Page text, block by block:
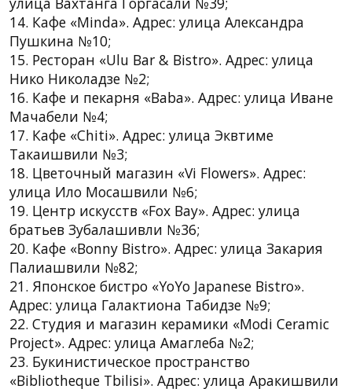
14. Кафе «Minda». Адрес: улица Александра
Пушкина №10;
15. Ресторан «Ulu Bar & Bistro». Адрес: улица
Нико Николадзе №2;
16. Кафе и пекарня «Baba». Адрес: улица Иване
Мачабели №4;
17. Кафе «Chiti». Адрес: улица Эквтиме
Такаишвили №3;
18. Цветочный магазин «Vi Flowers». Адрес:
улица Ило Мосашвили №6;
19. Центр искусств «Fox Bay». Адрес: улица
братьев Зубалашивли №36;
20. Кафе «Bonny Bistro». Адрес: улица Закария
Палиашвили №82;
21. Японское бистро «YoYo Japanese Bistro».
Адрес: улица Галактиона Табидзе №9;
22. Студия и магазин керамики «Modi Ceramic
Project». Адрес: улица Амаглеба №2;
23. Букинистическое пространство
«Bibliotheque Tbilisi». Адрес: улица Аракишвили